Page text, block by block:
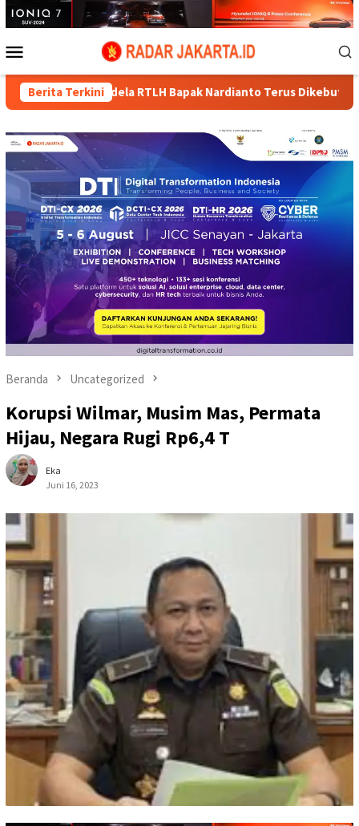
Loncat
ke
Mobile
Berita Terkini
RTLH Bapak Nardianto Terus Dikebut Satgas TMMD Ke-129
Beranda Uncategorized
Korupsi Wilmar, Musim Mas, Permata
Hijau, Negara Rugi Rp6,4 T
Eka
Juni 16, 2023